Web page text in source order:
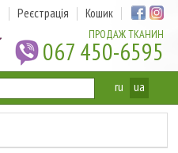
ПРОДАЖ ТКАНИН
067 450-6595
Реєстрація Кошик
ru ua